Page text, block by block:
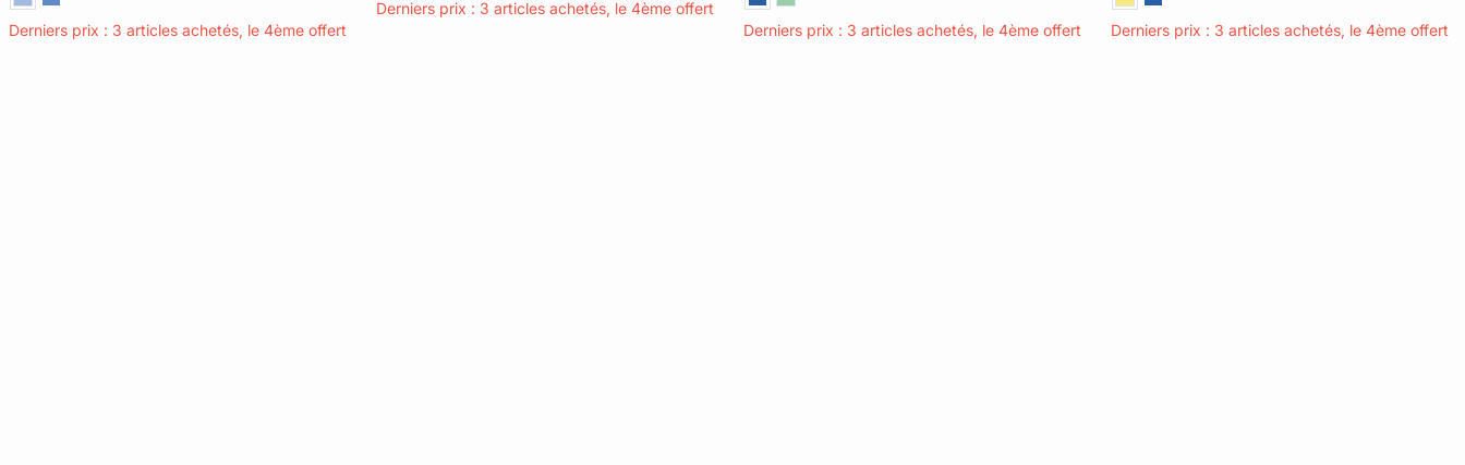
Derniers prix : 3 articles achetés, le 4ème offert
Derniers prix : 3 articles achetés, le 4ème offert
Derniers prix : 3 articles achetés, le 4ème offert Derniers prix : 3 articles achetés, le 4ème offert